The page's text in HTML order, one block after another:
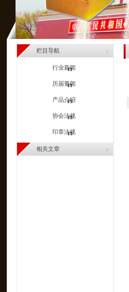
栏目导航
行业新闻
历届要闻
产品介绍
协会法规
印章法规
相关文章